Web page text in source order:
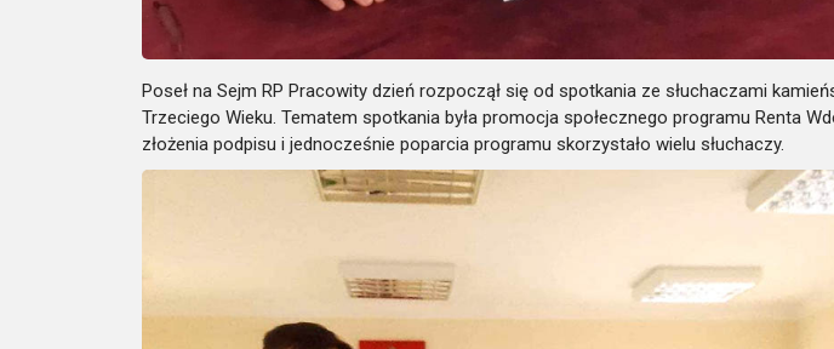
Poseł na Sejm RP Pracowity dzień rozpoczął się od spotkania ze słuchaczami
Trzeciego Wieku. Tematem spotkania była promocja społecznego programu Renta
złożenia podpisu i jednocześnie poparcia programu skorzystało wielu słuchaczy.